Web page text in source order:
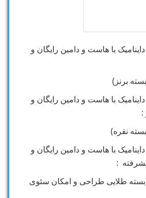
با هاست و دامین رایگان و
با هاست و دامین رایگان و
:
با هاست و دامین رایگان و
:
(بسته طلایی طراحی و امکان سئوی